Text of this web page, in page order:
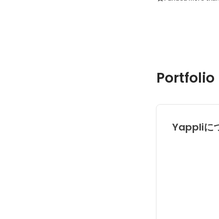
Portfolio
Yappliに